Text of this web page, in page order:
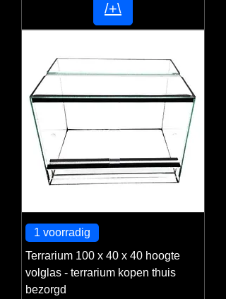
/+\
1 voorradig
Terrarium 100 x 40 x 40 hoogte
volglas - terrarium kopen thuis
bezorgd